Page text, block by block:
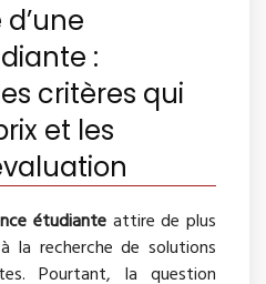
:
critères qui
et les
étudianteattire de plus
la recherche de solutions
Pourtant, la question